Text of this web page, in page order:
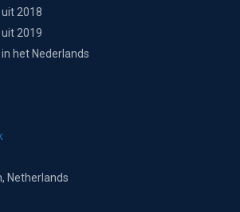
2018
2019
het Nederlands
Netherlands